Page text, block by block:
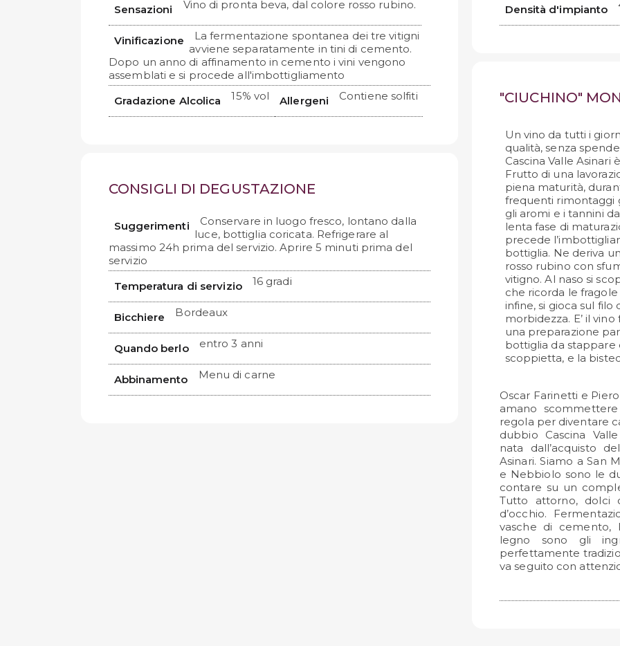
Sensazioni Vino di pronta beva, dal colore rosso rubino.
Vinificazione
La fermentazione spontanea dei tre vitigni
avviene separatamente in tini di cemento.
Dopo un anno di affinamento in cemento i vini vengono
assemblati e si procede all'imbottigliamento
Gradazione Alcolica
15% vol Allergeni Contiene solfiti
CONSIGLI DI DEGUSTAZIONE
Suggerimenti
Conservare in luogo fresco, lontano dalla
luce, bottiglia coricata. Refrigerare al
massimo 24h prima del servizio. Aprire 5 minuti prima del
servizio
Temperatura di servizio
16 gradi
Bicchiere Bordeaux
Quando berlo entro 3 anni
Abbinamento Menu di carne
Densità d'impianto
"CIUCHINO"
Un vino da tutti i
qualità, senza
Cascina Valle
Frutto di una
piena maturità,
frequenti rimontaggi
gli aromi e i tannini
lenta fase di
precede
bottiglia. Ne deriva
rosso rubino con
vitigno. Al naso si
che ricorda le
infine, si gioca sul
morbidezza. E’ il
una preparazione
bottiglia da stappare
scoppietta, e la
Oscar Farinetti e
amano
regola per diventare
dubbio Cascina
nata dall’acquisto
Asinari. Siamo a San
e Nebbiolo sono le
contare su un
Tutto attorno, dolci
d’occhio.
vasche di cemento,
legno sono gli
perfettamente
va seguito con